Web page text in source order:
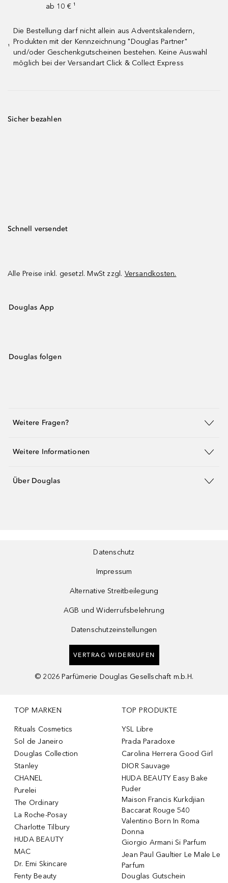
ab 10 € ¹
¹
Die Bestellung darf nicht allein aus Adventskalendern,
Produkten mit der Kennzeichnung "Douglas Partner"
und/oder Geschenkgutscheinen bestehen. Keine Auswahl
möglich bei der Versandart Click & Collect Express
Sicher bezahlen
Schnell versendet
Alle Preise inkl. gesetzl. MwSt zzgl. Versandkosten.
Douglas App
Douglas folgen
Weitere Fragen?
Weitere Informationen
Über Douglas
Datenschutz
Impressum
Alternative Streitbeilegung
AGB und Widerrufsbelehrung
Datenschutzeinstellungen
VERTRAG WIDERRUFEN
© 2026 Parfümerie Douglas Gesellschaft m.b.H.
TOP MARKEN
Rituals Cosmetics
Sol de Janeiro
Douglas Collection
Stanley
CHANEL
Purelei
The Ordinary
La Roche-Posay
Charlotte Tilbury
HUDA BEAUTY
MAC
Dr. Emi Skincare
Fenty Beauty
TOP PRODUKTE
YSL Libre
Prada Paradoxe
Carolina Herrera Good Girl
DIOR Sauvage
HUDA BEAUTY Easy Bake
Puder
Maison Francis Kurkdjian
Baccarat Rouge 540
Valentino Born In Roma
Donna
Giorgio Armani Si Parfum
Jean Paul Gaultier Le Male Le
Parfum
Douglas Gutschein